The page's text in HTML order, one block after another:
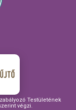
Testületének
végzi.